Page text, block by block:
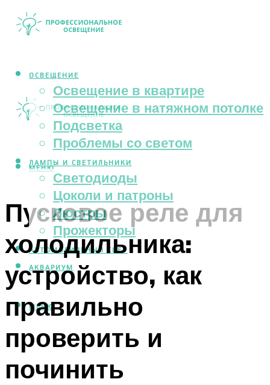
ОСВЕЩЕНИЕ
Освещение в квартире
Освещение в натяжном потолке
Подсветка
Проблемы со светом
ЛАМПЫ И СВЕТИЛЬНИКИ
Светодиоды
Цоколи и патроны
Люстры
Прожекторы
АВТОМОБИЛЬНЫЙ СВЕТ
АКВАРИУМ
МЕНЮ
МЕНЮ
Пусковое реле для
холодильника:
устройство, как
правильно
проверить и
починить